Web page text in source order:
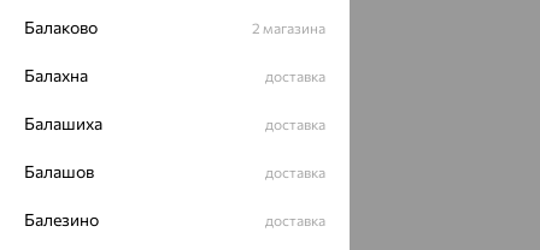
Балаково 2 магазина
Балахна доставка
Балашиха доставка
Балашов доставка
Балезино доставка